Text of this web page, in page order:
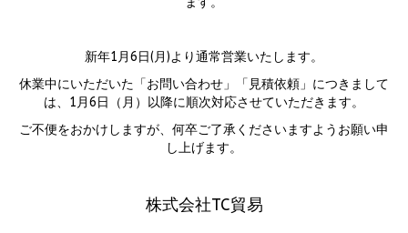
新年1月6日(月)より通常営業いたします。
休業中にいただいた「お問い合わせ」「見積依頼」につきまして
は、1月6日（月）以降に順次対応させていただきます。
ご不便をおかけしますが、何卒ご了承くださいますようお願い申
し上げます。
株式会社TC貿易